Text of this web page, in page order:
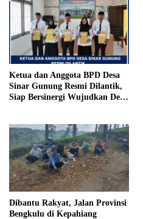
Penjara
Ketua dan Anggota BPD Desa
Sinar Gunung Resmi Dilantik,
Siap Bersinergi Wujudkan Desa
Dibantu Rakyat, Jalan Provinsi
Bengkulu di Kepahiang